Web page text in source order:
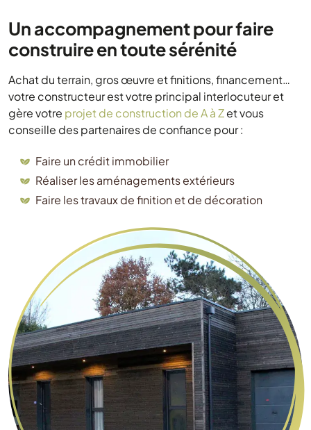
Un accompagnement pour faire
construire en toute sérénité
Achat du terrain, gros œuvre et finitions, financement…
votre constructeur est votre principal interlocuteur et
gère votre projet de construction de A à Zet vous
conseille des partenaires de confiance pour :
Faire un crédit immobilier
Réaliser les aménagements extérieurs
Faire les travaux de finition et de décoration